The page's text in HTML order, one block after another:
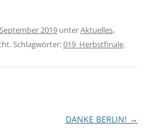
2019 unterAktuelles,
Schlagwörter:019_Herbstfinale.
DANKE BERLIN! →